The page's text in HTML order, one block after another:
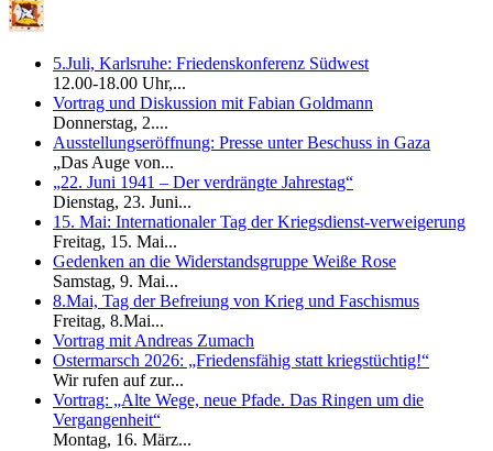
5.Juli, Karlsruhe: Friedenskonferenz Südwest
12.00-18.00 Uhr,...
Vortrag und Diskussion mit Fabian Goldmann
Donnerstag, 2....
Ausstellungseröffnung: Presse unter Beschuss in Gaza
„Das Auge von...
„22. Juni 1941 – Der verdrängte Jahrestag“
Dienstag, 23. Juni...
15. Mai: Internationaler Tag der Kriegsdienst-verweigerung
Freitag, 15. Mai...
Gedenken an die Widerstandsgruppe Weiße Rose
Samstag, 9. Mai...
8.Mai, Tag der Befreiung von Krieg und Faschismus
Freitag, 8.Mai...
Vortrag mit Andreas Zumach
Ostermarsch 2026: „Friedensfähig statt kriegstüchtig!“
Wir rufen auf zur...
Vortrag: „Alte Wege, neue Pfade. Das Ringen um die
Vergangenheit“
Montag, 16. März...